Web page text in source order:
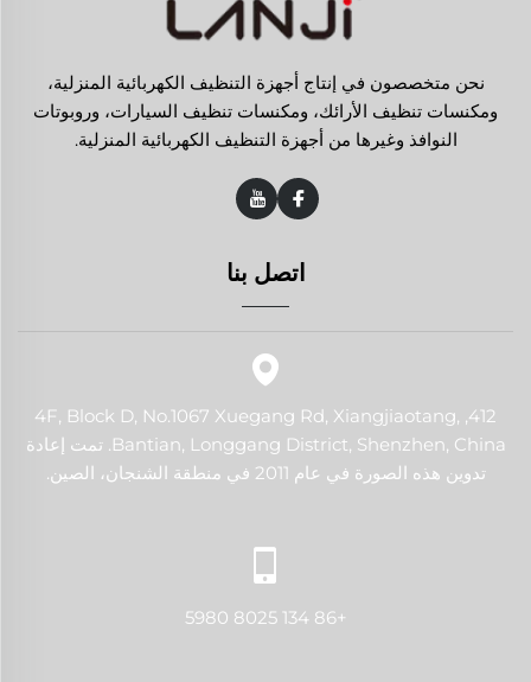
نحن متخصصون في إنتاج أجهزة التنظيف الكهربائية المنزلية،
ومكنسات تنظيف الأرائك، ومكنسات تنظيف السيارات، وروبوتات
النوافذ وغيرها من أجهزة التنظيف الكهربائية المنزلية.
اتصل بنا
412, 4F, Block D, No.1067 Xuegang Rd, Xiangjiaotang,
Bantian, Longgang District, Shenzhen, China. تمت إعادة
تدوين هذه الصورة في عام 2011 في منطقة الشنجان، الصين.
+86 134 8025 5980